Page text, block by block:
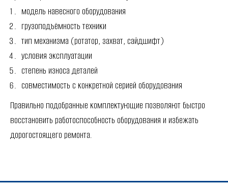
модель навесного оборудования
грузоподъёмность техники
тип механизма (ротатор, захват, сайдшифт)
условия эксплуатации
степень износа деталей
совместимость с конкретной серией оборудования
Правильно подобранные комплектующие позволяют быстро
восстановить работоспособность оборудования и избежать
дорогостоящего ремонта.